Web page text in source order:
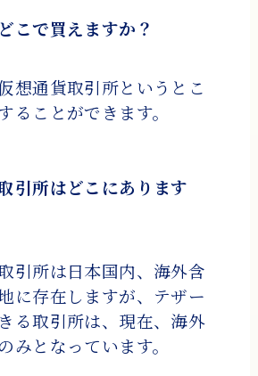
こで買えますか？
想通貨取引所というとこ
ることができます。
引所はどこにあります
引所は日本国内、海外含
に存在しますが、テザー
る取引所は、現在、海外
みとなっています。